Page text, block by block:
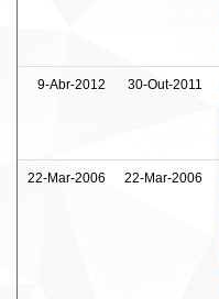
9-Abr-2012 30-Out-2011
22-Mar-2006 22-Mar-2006